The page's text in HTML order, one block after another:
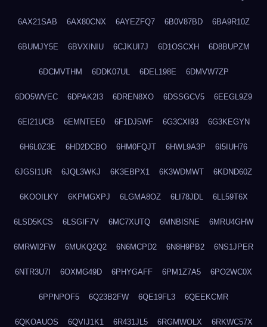
6AX21SAB 6AX80CNX 6AYEZFQ7 6B0V87BD 6BA9R10Z
6BUMJY5E 6BVXINIU 6CJKUI7J 6D1OSCXH 6D8BUPZM
6DCMVTHM 6DDK07UL 6DEL198E 6DMVW7ZP
6DO5WVEC 6DPAK2I3 6DREN8XO 6DSSGCV5 6EEGL9Z9
6EI21UCB 6EMNTEE0 6F1DJ5WF 6G3CXI93 6G3KEGYN
6H6L0Z3E 6HD2DCBO 6HM0FQJT 6HWL9A3P 6I5IUH76
6JGSI1UR 6JQL3WKJ 6K3EBPX1 6K3WDMWT 6KDND60Z
6KOOILKY 6KPMGXPJ 6LGMA8OZ 6LI78JDL 6LL59T6X
6LSD5KCS 6LSGIF7V 6MC7XUTQ 6MNBISNE 6MRU4GHW
6MRWI2FW 6MUKQ2Q2 6N6MCPD2 6N8H9PB2 6NS1JPER
6NTR3U7I 6OXMG49D 6PHYGAFF 6PM1Z7A5 6PO2WC0X
6PPNPOF5 6Q23B2FW 6QE19FL3 6QEEKCMR
6QKOAUOS 6QVIJ1K1 6R431JL5 6RGMWOLX 6RKWC57X